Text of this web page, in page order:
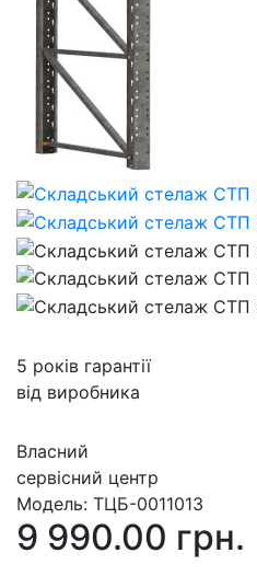
5 років гарантії
від виробника
Власний
сервісний центр
Модель: ТЦБ-0011013
9 990.00 грн.